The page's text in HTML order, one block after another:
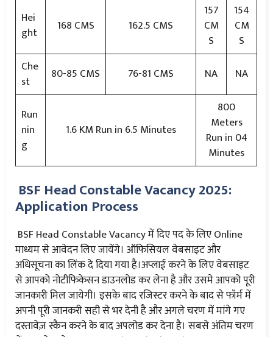
Hei
ght
168 CMS 162.5 CMS
157
CM
S
154
CM
S
Che
st
80-85 CMS 76-81 CMS NA NA
Run
nin
g
1.6 KM Run in 6.5 Minutes
800
Meters
Run in 04
Minutes
BSF Head Constable Vacancy 2025:
Application Process
BSF Head Constable Vacancy में दिए पद के लिए Online
माध्यम से आवेदन लिए जायेंगे। ऑफिसियल वेबसाइट और
अधिसूचना का लिंक दे दिया गया है।अप्लाई करने के लिए वेबसाइट
से आपको नोटीफिकेसन डाउनलोड कर लेना है और उसमे आपको पूरी
जानकारी मिल जायेगी। इसके बाद रजिस्टर करने के बाद से फॉर्म में
अपनी पूरी जानकरी सही से भर देनी है और अगले चरण में मांगे गए
दस्तावेज़ स्कैन करने के बाद अपलोड कर देना है। सबसे अंतिम चरण